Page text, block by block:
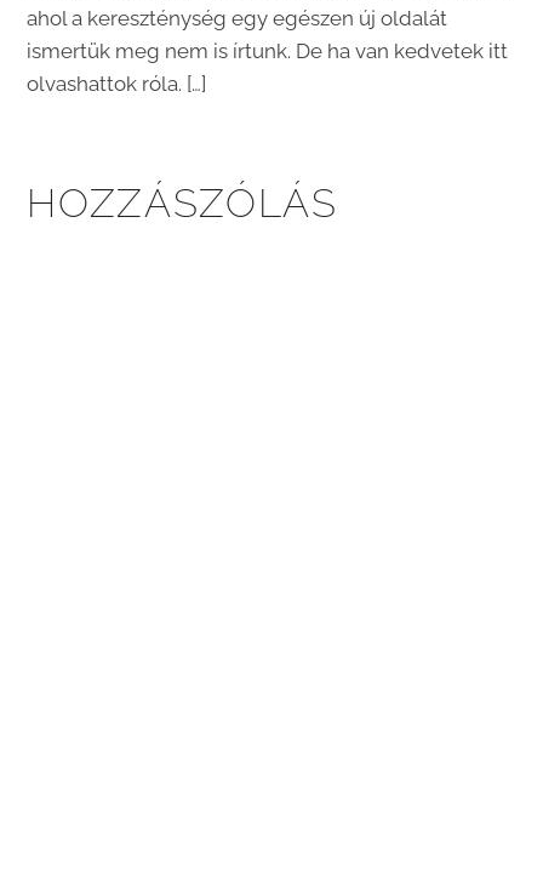
ahol a kereszténység egy egészen új oldalát
ismertük meg nem is írtunk. De ha van kedvetek itt
olvashattok róla. […]
HOZZÁSZÓLÁS